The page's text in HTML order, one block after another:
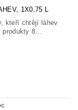
1X0,75 L
kteří chtějí láhev
8...